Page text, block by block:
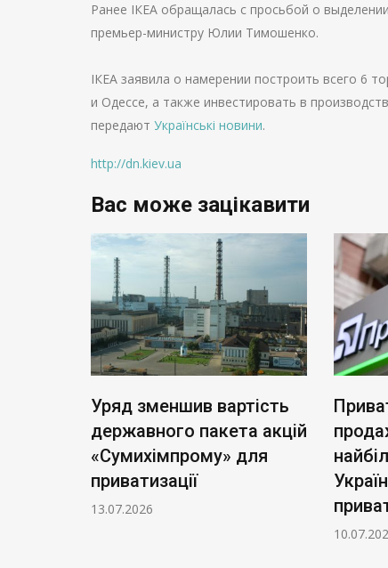
Ранее ІКЕА обращалась с просьбой о
премьер-министру Юлии Тимошенко.
ІКЕА заявила о намерении построить всего 6
и Одессе, а также инвестировать в
передают Українські новини.
http://dn.kiev.ua
Вас може зацікавити
Уряд зменшив вартість
державного пакета акцій
«Сумихімпрому» для
приватизації
13.07.2026